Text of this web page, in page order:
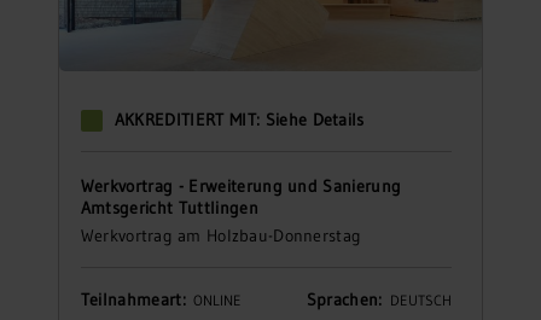
AKKREDITIERT MIT: Siehe Details
Werkvortrag - Erweiterung und Sanierung
Amtsgericht Tuttlingen
Werkvortrag am Holzbau-Donnerstag
Teilnahmeart:ONLINE Sprachen: DEUTSCH